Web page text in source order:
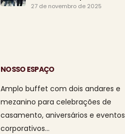
27 de novembro de 2025
NOSSO ESPAÇO
Amplo buffet com dois andares e
mezanino para celebrações de
casamento, aniversários e eventos
corporativos…